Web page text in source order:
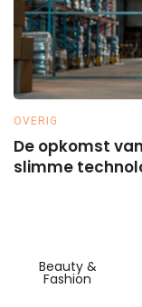
OVERIG
De opkomst
slimme
Beauty &
Fashion